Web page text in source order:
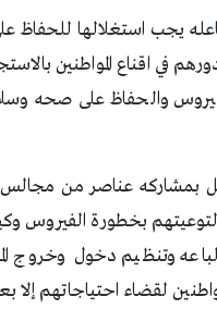
يجب استغلالها للحفاظ
في اقناع المواطنين
والحفاظ على صحه
عناصر من مجالس
لتوعيتهم بخطورة الفيروس
وتنظيم دخول وخروج
لقضاء احتياجاتهم إلا